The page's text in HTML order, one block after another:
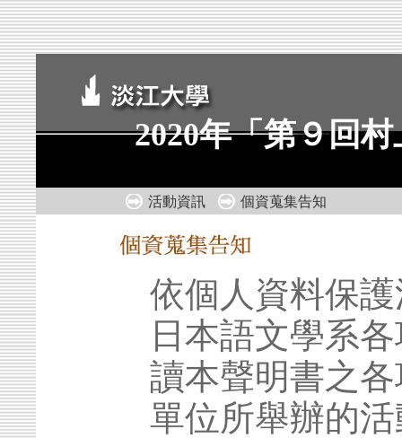
2020年「第９回
活動資訊 個資蒐集告知
依個人資料保
日本語文學系
讀本聲明書之
單位所舉辦的